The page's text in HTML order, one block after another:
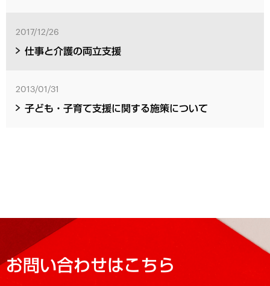
2017/12/26
仕事と介護の両立支援
2013/01/31
子ども・子育て支援に関する施策について
お問い合わせはこちら